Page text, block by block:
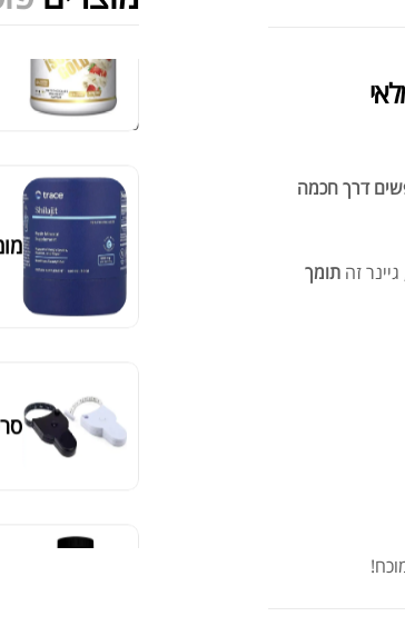
דרך חכמה
גיינר זה תומך
מציג 1–6 מתוך 524 תוצאות
סידור ברירת מחדל